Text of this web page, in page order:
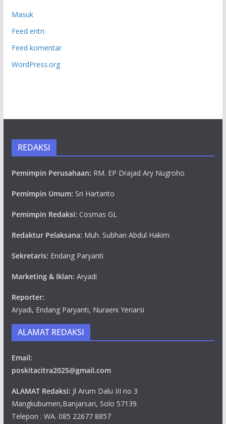
Masuk
Feed entri
Feed komentar
WordPress.org
REDAKSI
Pemimpin Perusahaan: RM. EP Drajad Ary Nugroho
Pemimpin Umum: Sri Hartanto
Pemimpin Redaksi: Cosmas GL
Redaktur Pelaksana: Muh. Subhan Abdul Hakim
Sekretaris: Endang Paryanti
Marketing & Iklan: Aryadi
Reporter:
Aryadi, Endang Paryanti, Nuraeni Yeriarsi
ALAMAT REDAKSI
Email:
poskitacitra2025@gmail.com
ALAMAT Redaksi: Jl Arum Dalu III no 3
Mangkubumen,Banjarsari, Solo 57139.
Telepon : WA. 085 22677 8857